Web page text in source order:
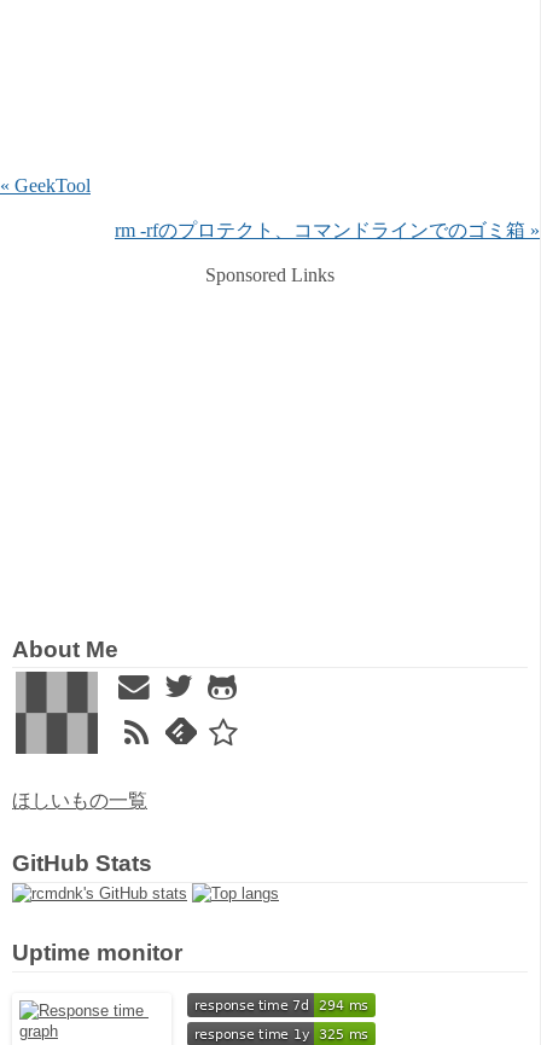
« GeekTool
rm -rfのプロテクト、コマンドラインでのゴミ箱 »
Sponsored Links
About Me
ほしいもの一覧
GitHub Stats
Uptime monitor